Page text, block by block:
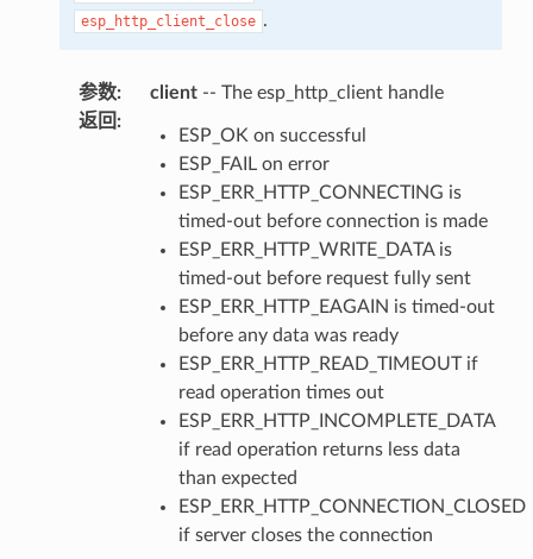
esp_http_client_close .
参数: client-- The esp_http_client handle
返回 :
ESP_OK on successful
ESP_FAIL on error
ESP_ERR_HTTP_CONNECTING is
timed-out before connection is made
ESP_ERR_HTTP_WRITE_DATA is
timed-out before request fully sent
ESP_ERR_HTTP_EAGAIN is timed-out
before any data was ready
ESP_ERR_HTTP_READ_TIMEOUT if
read operation times out
ESP_ERR_HTTP_INCOMPLETE_DATA
if read operation returns less data
than expected
ESP_ERR_HTTP_CONNECTION_CLOSED
if server closes the connection